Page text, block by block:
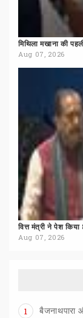
मिथिला मखाना की
Aug 07, 2026
वित्त मंत्री ने पेश किया
Aug 07, 2026
1
बैजनाथपारा